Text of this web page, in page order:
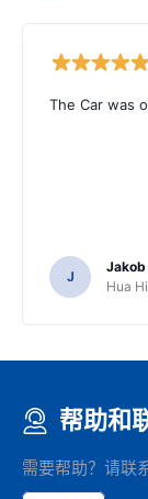
The Car was
J
Jakob
Hua
帮助和
需要帮助？请联